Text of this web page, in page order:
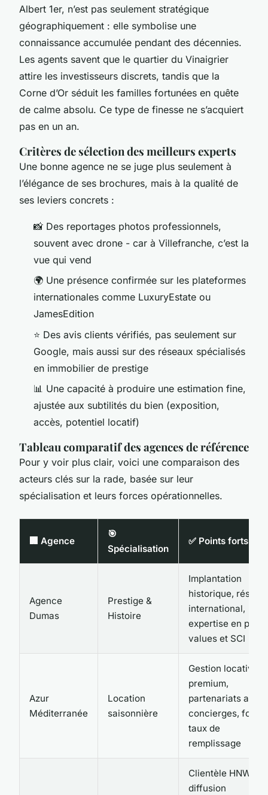
Albert 1er, n’est pas seulement stratégique
géographiquement : elle symbolise une
connaissance accumulée pendant des décennies.
Les agents savent que le quartier du Vinaigrier
attire les investisseurs discrets, tandis que la
Corne d’Or séduit les familles fortunées en quête
de calme absolu. Ce type de finesse ne s’acquiert
pas en un an.
Critères de sélection des meilleurs experts
Une bonne agence ne se juge plus seulement à
l’élégance de ses brochures, mais à la qualité de
ses leviers concrets :
📸 Des reportages photos professionnels,
souvent avec drone - car à Villefranche, c’est la
vue qui vend
🌍 Une présence confirmée sur les plateformes
internationales comme LuxuryEstate ou
JamesEdition
⭐ Des avis clients vérifiés, pas seulement sur
Google, mais aussi sur des réseaux spécialisés
en immobilier de prestige
📊 Une capacité à produire une estimation fine,
ajustée aux subtilités du bien (exposition,
accès, potentiel locatif)
Tableau comparatif des agences de référence
Pour y voir plus clair, voici une comparaison des
acteurs clés sur la rade, basée sur leur
spécialisation et leurs forces opérationnelles.
🏢 Agence
🎯
Spécialisation
✅ Points forts
Agence
Dumas
Prestige &
Histoire
Implantation
historique, réseau
international,
expertise en plus-
values et SCI
Azur
Méditerranée
Location
saisonnière
Gestion locative
premium,
partenariats avec
concierges, fort
taux de
remplissage
Clientèle HNWI,
diffusion